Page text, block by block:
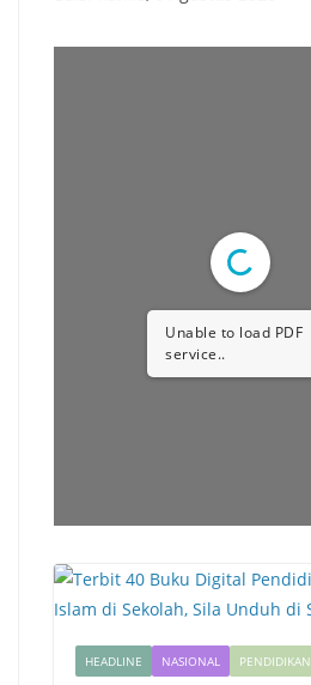
Unable to load PDF
service..
HEADLINE NASIONAL PENDIDIKAN